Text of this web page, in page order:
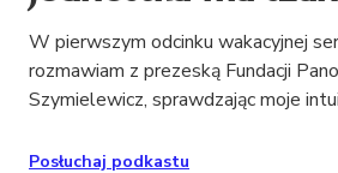
W pierwszym odcinku wakacyjnej
rozmawiam z prezeską Fundacji
Szymielewicz, sprawdzając moje
Posłuchaj podkastu